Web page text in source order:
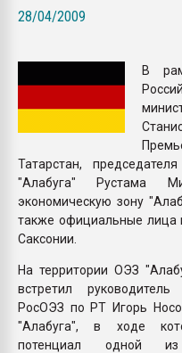
28/04/2009
В
Татарстан,
"Алабуга" Рустама
экономическую зону
также официальные лица
Саксонии.
На территории ОЭЗ
встретил руководитель
РосОЭЗ по РТ Игорь
"Алабуга", в ходе
потенциал одной из